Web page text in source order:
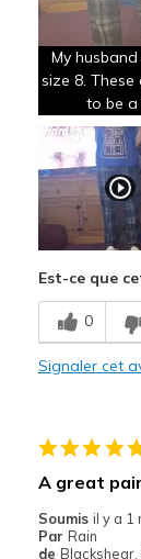
Attractive
Breathe Well
Les
Travel
Width
Sizing
My
size 8. These
to be a
Est-ce que
0
Signaler cet
A great
Soumis il y a 1
Par Rain
de Blackshear,